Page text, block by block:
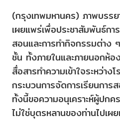
(กรุงเทพมหานคร) ภาพบรร
เผยแพร่เพื่อประชาสัมพันธ์ก
สอนและการทำกิจกรรมต่าง
ชั้น ทั้งภายในและภายนอกห้อ
สื่อสารทำความเข้าใจระหว่า
กระบวนการจัดการเรียนการ
ทั้งนี้ขอความอนุเคราะห์ผู้ปก
ไม่ใช่บุตรหลานของท่านไปเ